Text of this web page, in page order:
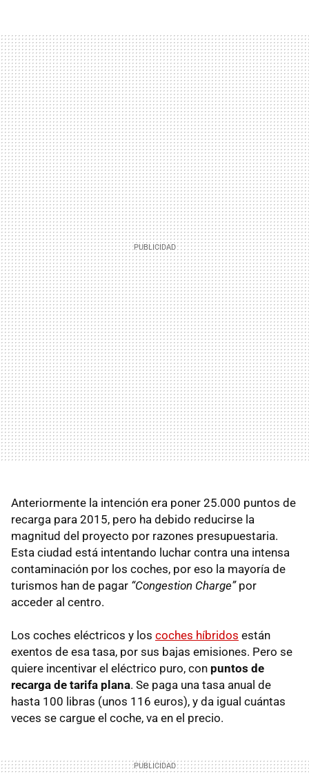
Anteriormente la intención era poner 25.000 puntos de
recarga para 2015, pero ha debido reducirse la
magnitud del proyecto por razones presupuestaria.
Esta ciudad está intentando luchar contra una intensa
contaminación por los coches, por eso la mayoría de
turismos han de pagar “Congestion Charge”por
acceder al centro.
Los coches eléctricos y los coches híbridos están
exentos de esa tasa, por sus bajas emisiones. Pero se
quiere incentivar el eléctrico puro, con puntos de
recarga de tarifa plana. Se paga una tasa anual de
hasta 100 libras (unos 116 euros), y da igual cuántas
veces se cargue el coche, va en el precio.